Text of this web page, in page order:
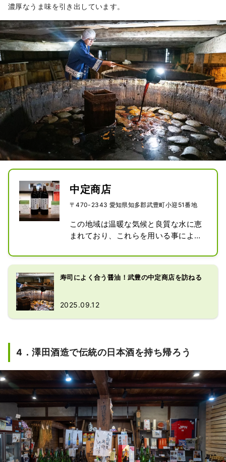
濃厚なうま味を引き出しています。
中定商店
〒470-2343 愛知県知多郡武豊町小迎51番地
この地域は温暖な気候と良質な水に恵
まれており、これらを用いる事により
明治12年6月に味噌・たまりの醸造蔵
たまり醤油とは、豆味噌を作る過程で
れを取り出したのがはじまりと言われ
で、濃厚なうま味です。
く、人間の体に必須のアミノ酸やうま
味成分であるグルタミン酸もたくさん
含まれています。
原材料は国産の大豆と食塩のみ。創業
140年以来、伝統的な味噌づくりを続
けています。天然醸造にこだわり、余
計なものを加えず長期熟成させること
で濃厚なうま味を引き出しています。
寿司によく合う醤油！武豊の中定商店を訪ねる
2025.09.12
4．澤田酒造で伝統の日本酒を持ち帰ろう